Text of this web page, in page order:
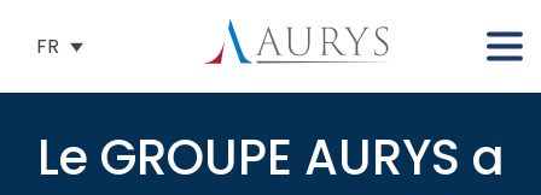
FR
Le GROUPE AURYS a